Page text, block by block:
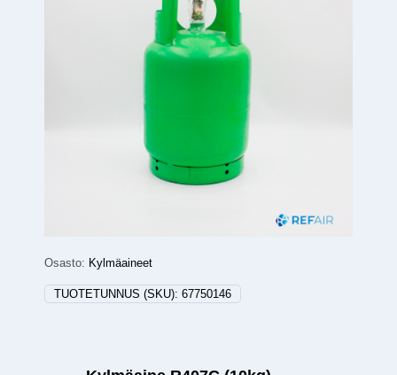
Osasto: Kylmäaineet
TUOTETUNNUS (SKU): 67750146